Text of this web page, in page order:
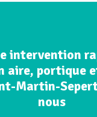
intervention
aire, portique
Martin-
nous